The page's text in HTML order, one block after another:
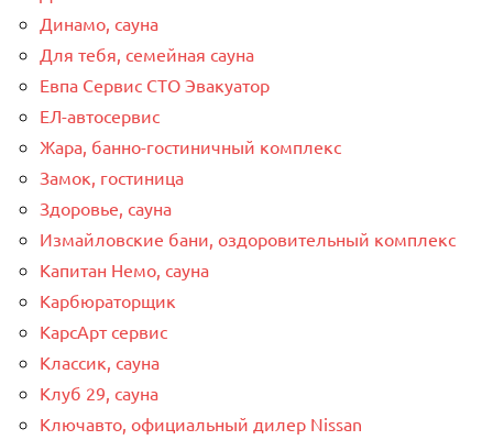
Динамо, сауна
Для тебя, семейная сауна
Евпа Сервис СТО Эвакуатор
ЕЛ-автосервис
Жара, банно-гостиничный комплекс
Замок, гостиница
Здоровье, сауна
Измайловские бани, оздоровительный комплекс
Капитан Немо, сауна
Карбюраторщик
КарсАрт сервис
Классик, сауна
Клуб 29, сауна
Ключавто, официальный дилер Nissan